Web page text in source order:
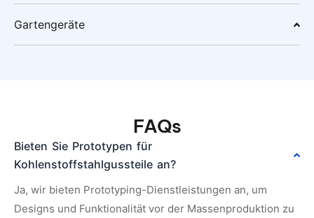
Gartengeräte
FAQs
Bieten Sie Prototypen für
Kohlenstoffstahlgussteile an?
Ja, wir bieten Prototyping-Dienstleistungen an, um
Designs und Funktionalität vor der Massenproduktion zu